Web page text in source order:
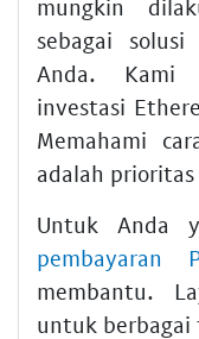
mungkin
sebagai
Anda. Kami
investasi
Memahami
adalah
Untuk Anda
pembayaran
membantu.
untuk berbagai